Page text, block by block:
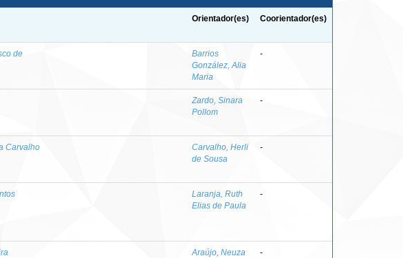
Orientador(es) Coorientador(es)
de
Barrios
González, Alia
Maria
-
Zardo, Sinara
Pollom
-
Carvalho
Carvalho, Herli
de Sousa
-
Laranja, Ruth
Elias de Paula
-
Araújo, Neuza
-